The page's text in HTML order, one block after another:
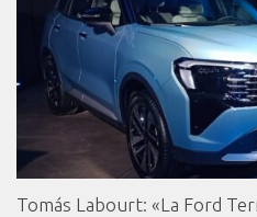
Tomás Labourt: «La Ford